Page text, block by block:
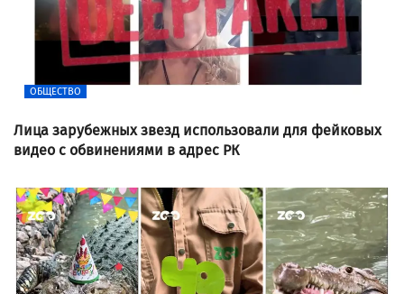
ОБЩЕСТВО
Лица зарубежных звезд использовали для фейковых
видео с обвинениями в адрес РК